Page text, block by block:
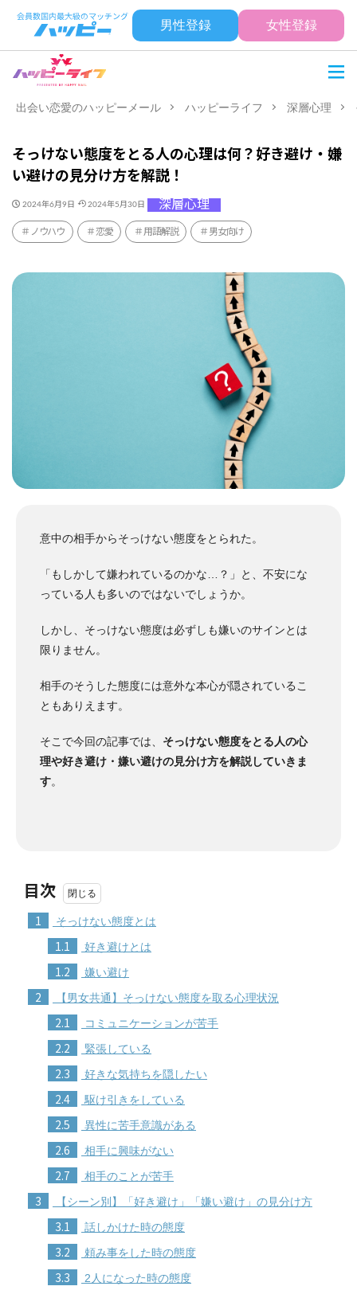
男性登録 女性登録
出会い恋愛のハッピーメール ハッピーライフ 深層心理
そっけない態度をとる人の心理は何？好き避け・嫌
い避けの見分け方を解説！
2024年6月9日 2024年5月30日 深層心理
ノウハウ 恋愛 用語解説 男女向け
意中の相手からそっけない態度をとられた。
「もしかして嫌われているのかな…？」と、不安にな
っている人も多いのではないでしょうか。
しかし、そっけない態度は必ずしも嫌いのサインとは
限りません。
相手のそうした態度には意外な本心が隠されているこ
ともありえます。
そこで今回の記事では、 そっけない態度をとる人の心
理や好き避け・嫌い避けの見分け方を解説していきま
す。
目次
1 そっけない態度とは
1.1 好き避けとは
1.2 嫌い避け
2 【男女共通】そっけない態度を取る心理状況
2.1 コミュニケーションが苦手
2.2 緊張している
2.3 好きな気持ちを隠したい
2.4 駆け引きをしている
2.5 異性に苦手意識がある
2.6 相手に興味がない
2.7 相手のことが苦手
3 【シーン別】「好き避け」「嫌い避け」の見分け方
3.1 話しかけた時の態度
3.2 頼み事をした時の態度
3.3 2人になった時の態度